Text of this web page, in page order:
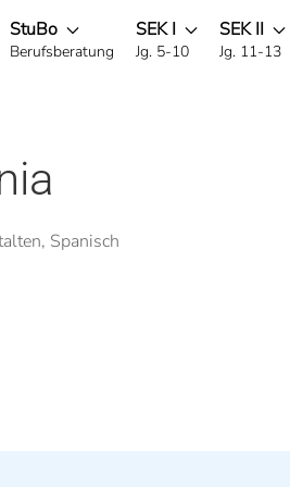
StuBo
Berufsberatung
SEK I
Jg. 5-10
SEK II
Jg. 11-13
Spanisch